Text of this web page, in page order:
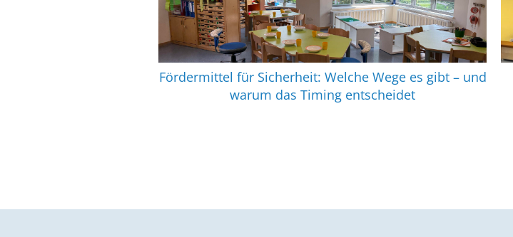
Fördermittel für Sicherheit: Welche Wege es gibt – und
warum das Timing entscheidet